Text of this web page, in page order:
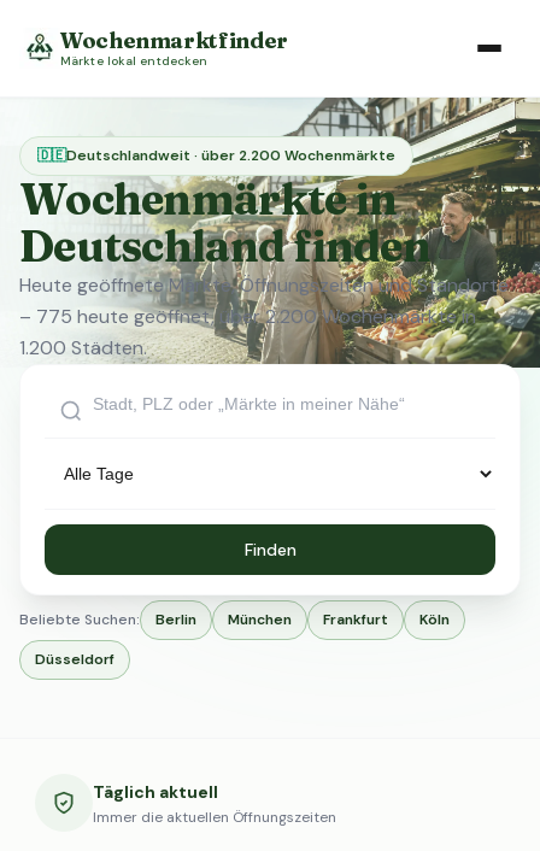
Wochenmarktfinder
Märkte lokal entdecken
🇩🇪Deutschlandweit · über 2.200 Wochenmärkte
Wochenmärkte in
Deutschland finden
Heute geöffnete Märkte, Öffnungszeiten und Standorte
– 775 heute geöffnet, über 2.200 Wochenmärkte in
1.200 Städten.
Finden
Beliebte Suchen: Berlin München Frankfurt Köln
Düsseldorf
Täglich aktuell
Immer die aktuellen Öffnungszeiten